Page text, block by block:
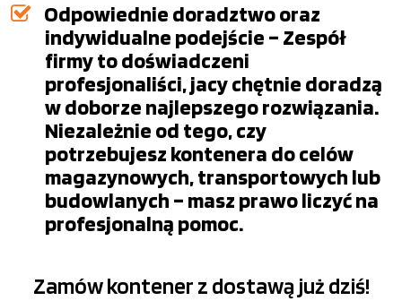
Odpowiednie doradztwo oraz
indywidualne podejście – Zespół
firmy to doświadczeni
profesjonaliści, jacy chętnie doradzą
w doborze najlepszego rozwiązania.
Niezależnie od tego, czy
potrzebujesz kontenera do celów
magazynowych, transportowych lub
budowlanych – masz prawo liczyć na
profesjonalną pomoc.
Zamów kontener z dostawą już dziś!